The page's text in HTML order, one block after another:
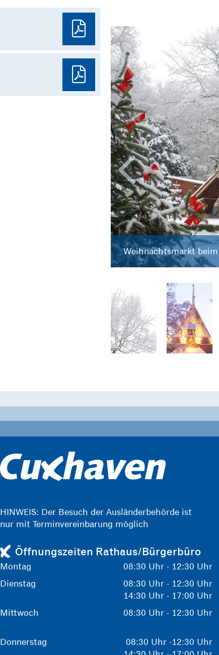
Weihnachtsmarkt
HINWEIS: Der Besuch der Ausländerbehörde ist
nur mit Terminvereinbarung möglich
Öffnungszeiten Rathaus/Bürgerbüro
Montag
08:30 Uhr - 12:30 Uhr
Dienstag
08:30 Uhr - 12:30 Uhr
14:30 Uhr - 17:00 Uhr
Mittwoch
08:30 Uhr - 12:30 Uhr
Donnerstag
08:30 Uhr -12:30 Uhr